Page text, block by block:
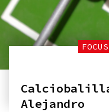
Alejandro